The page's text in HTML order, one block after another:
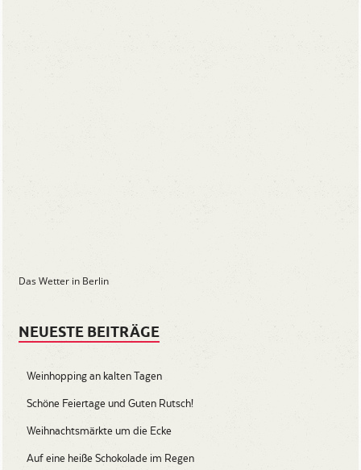
Das Wetter in Berlin
NEUESTE BEITRÄGE
Weinhopping an kalten Tagen
Schöne Feiertage und Guten Rutsch!
Weihnachtsmärkte um die Ecke
Auf eine heiße Schokolade im Regen